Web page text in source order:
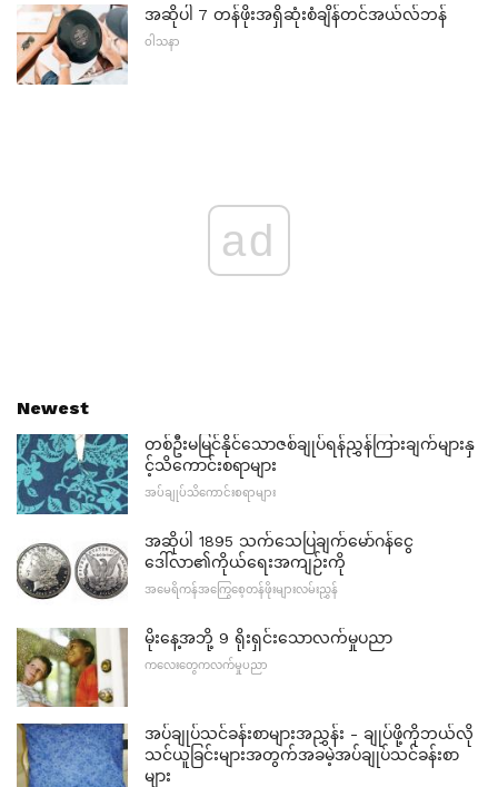
အဆိုပါ 7 တန်ဖိုးအရှိဆုံးစံချိန်တင်အယ်လ်ဘန်
ဝါသနာ
ad
Newest
တစ်ဦးမမြင်နိုင်သောဇစ်ချုပ်ရန်ညွှန်ကြားချက်များနှ
င့်သိကောင်းစရာများ
အပ်ချုပ်သိကောင်းစရာများ
အဆိုပါ 1895 သက်သေပြချက်မော်ဂန်ငွေ
ဒေါ်လာ၏ကိုယ်ရေးအကျဉ်းကို
အမေရိကန်အကြွေစေ့တန်ဖိုးများလမ်းညွှန်
မိုးနေ့အဘို့ 9 ရိုးရှင်းသောလက်မှုပညာ
ကလေးတွေကလက်မှုပညာ
အပ်ချုပ်သင်ခန်းစာများအညွှန်း - ချုပ်ဖို့ကိုဘယ်လို
သင်ယူခြင်းများအတွက်အခမဲ့အပ်ချုပ်သင်ခန်းစာ
များ